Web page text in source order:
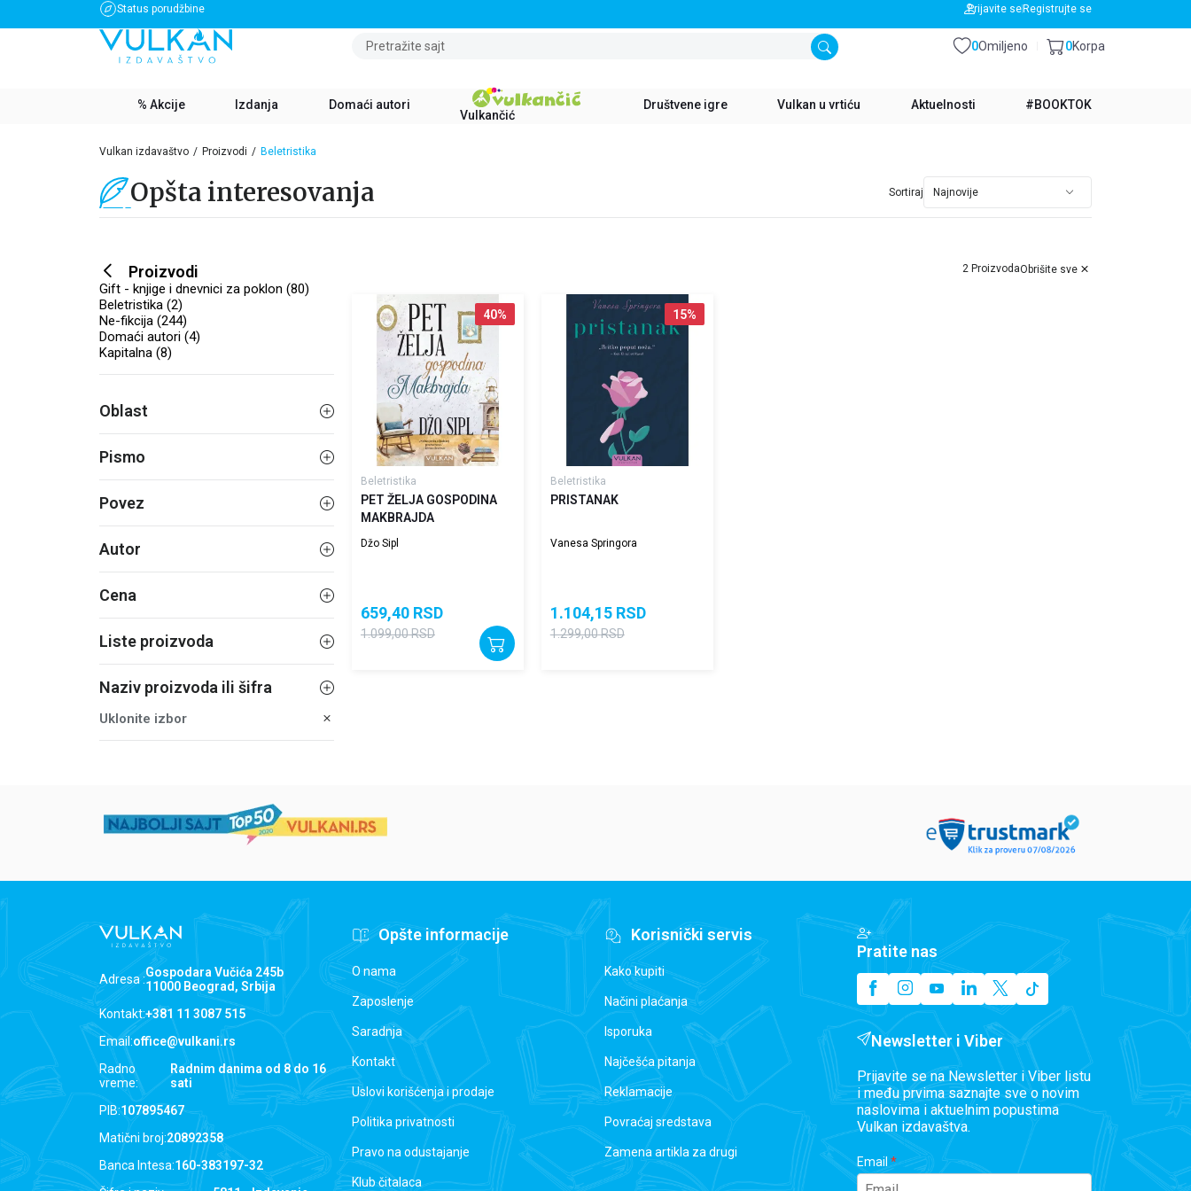
Status porudžbine
BESPLATNA DOSTAVA ZA IZNOS PREKO 3500 RSD BESPLATNA DOSTAVA ZA IZNOS PREKO 3500 RSD
Prijavite se Registrujte se
Pretražite sajt Omiljeno
0 Korpa
0
% Akcije Izdanja Domaći autori
Vulkančić
Društvene igre Vulkan u vrtiću Aktuelnosti #BOOKTOK
Vulkan izdavaštvo Proizvodi Beletristika
Opšta interesovanja Sortiraj
Proizvodi
Gift - knjige i dnevnici za poklon (80)
Beletristika (2)
Ne-fikcija (244)
Domaći autori (4)
Kapitalna (8)
Oblast
Pismo
Povez
Autor
Cena
Liste proizvoda
Naziv proizvoda ili šifra
Uklonite izbor
2 ProizvodaObrišite sve
40%
Beletristika
PET ŽELJA GOSPODINA
MAKBRAJDA
Džo Sipl
659,40 RSD
1.099,00RSD
15%
Beletristika
PRISTANAK
Vanesa Springora
1.104,15 RSD
1.299,00RSD
Adresa :Gospodara Vučića 245b
11000 Beograd, Srbija
Kontakt:+381 11 3087 515
Email:office@vulkani.rs
Radno
vreme:
Radnim danima od 8 do 16
sati
PIB:107895467
Matični broj:20892358
Banca Intesa:160-383197-32
Opšte informacije
O nama
Zaposlenje
Saradnja
Kontakt
Uslovi korišćenja i prodaje
Politika privatnosti
Pravo na odustajanje
Klub čitalaca
Korisnički servis
Kako kupiti
Načini plaćanja
Isporuka
Najčešća pitanja
Reklamacije
Povraćaj sredstava
Zamena artikla za drugi
Pratite nas
Newsletter i Viber
Prijavite se na Newsletter i Viber listu
i među prvima saznajte sve o novim
naslovima i aktuelnim popustima
Vulkan izdavaštva.
Email